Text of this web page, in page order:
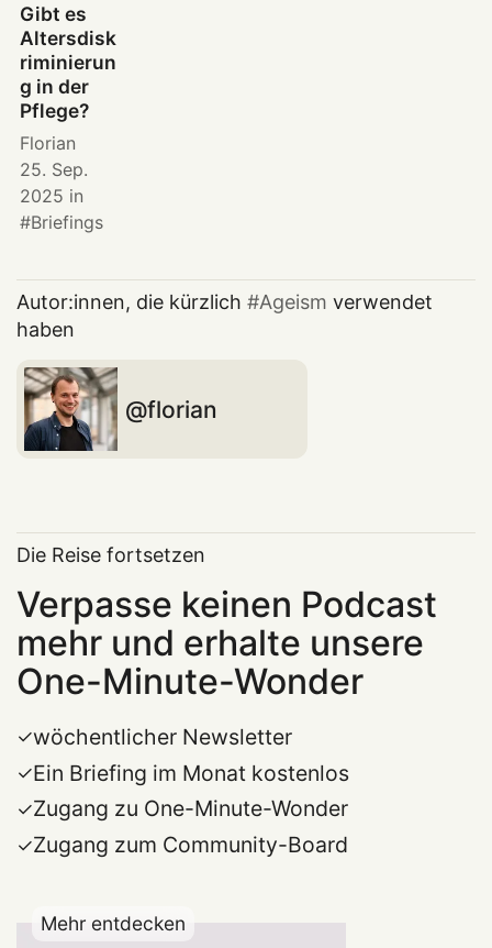
Gibt es
Altersdisk
riminierun
g in der
Pflege?
Florian
25. Sep.
2025 in
Briefings
Autor:innen, die kürzlich Ageism verwendet
haben
florian
Die Reise fortsetzen
Verpasse keinen Podcast
mehr und erhalte unsere
One-Minute-Wonder
wöchentlicher Newsletter
Ein Briefing im Monat kostenlos
Zugang zu One-Minute-Wonder
Zugang zum Community-Board
Mehr entdecken